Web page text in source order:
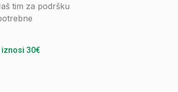
tim za podršku
30€